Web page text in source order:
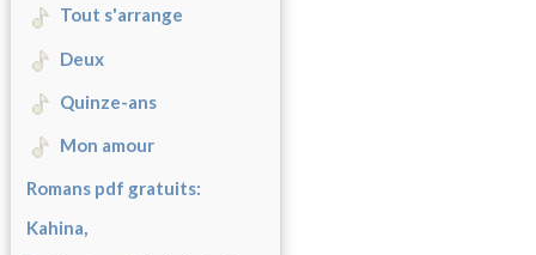
Tout s'arrange
Deux
Quinze-ans
Mon amour
Romans pdf gratuits:
Kahina,